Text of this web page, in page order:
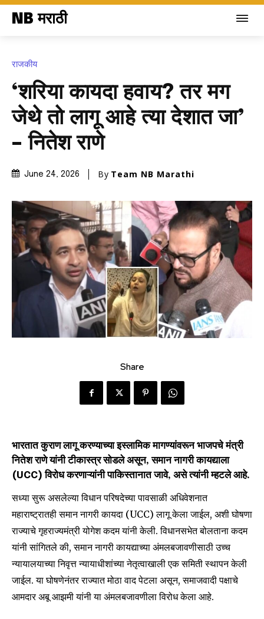
NB मराठी
राजकीय
‘शरिया कायदा हवाय? तर मग
जेथे तो लागू आहे त्या देशात जा’
– नितेश राणे
June 24, 2026 By Team NB Marathi
Share
भारतात कुराण लागू करण्याच्या इस्लामिक मागण्यांवरून भाजपचे मंत्री
नितेश राणे यांनी टीकास्त्र सोडले असून, समान नागरी कायद्याला
(UCC) विरोध करणाऱ्यांनी पाकिस्तानात जावे, असे त्यांनी म्हटले आहे.
सध्या सुरू असलेल्या विधान परिषदेच्या पावसाळी अधिवेशनात
महाराष्ट्रातही समान नागरी कायदा (UCC) लागू केला जाईल, अशी घोषणा
राज्याचे गृहराज्यमंत्री योगेश कदम यांनी केली. विधानसभेत बोलताना कदम
यांनी सांगितले की, समान नागरी कायद्याच्या अंमलबजावणीसाठी उच्च
न्यायालयाच्या निवृत्त न्यायाधीशांच्या नेतृत्वाखाली एक समिती स्थापन केली
जाईल. या घोषणेनंतर राज्यात मोठा वाद पेटला असून, समाजवादी पक्षाचे
आमदार अबू आझमी यांनी या अंमलबजावणीला विरोध केला आहे.